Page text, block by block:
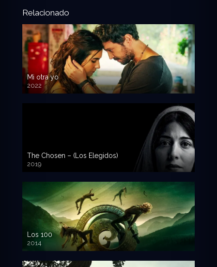
Relacionado
Mi otra yo
2022
The Chosen – (Los Elegidos)
2019
Los 100
2014